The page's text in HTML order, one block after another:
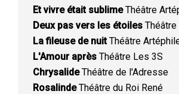
Et vivre était sublimeThéâtre
Deux pas vers les étoiles
La fileuse de nuitThéâtre
L'Amour après Théâtre Les 3S
ChrysalideThéâtre de l'Adresse
RosalindeThéâtre du Roi René